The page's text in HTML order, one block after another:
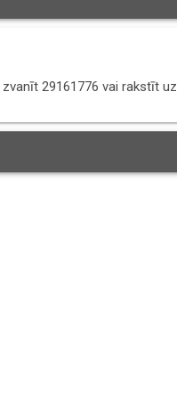
29161776 vai rakstīt uz